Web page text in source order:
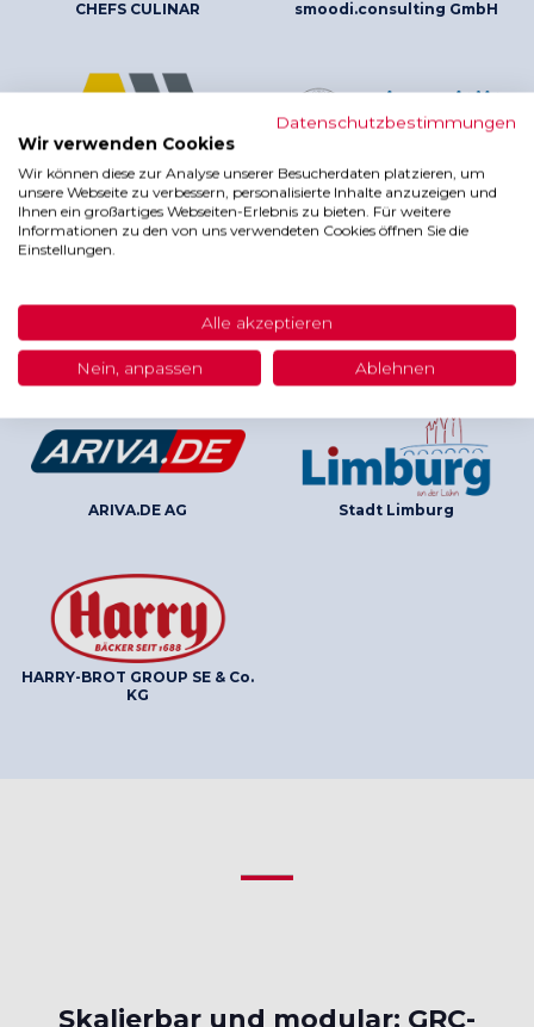
CHEFS CULINAR smoodi.consulting GmbH
AM GmbH Universität Wien
Recura Kliniken SE
Hochschule für Technik und
Wirtschaft Dresden
ARIVA.DE AG Stadt Limburg
HARRY-BROT GROUP SE & Co.
KG
Skalierbar und modular: GRC-
Datenschutzbestimmungen
Wir verwenden Cookies
Wir können diese zur Analyse unserer Besucherdaten platzieren, um
unsere Webseite zu verbessern, personalisierte Inhalte anzuzeigen und
Ihnen ein großartiges Webseiten-Erlebnis zu bieten. Für weitere
Informationen zu den von uns verwendeten Cookies öffnen Sie die
Einstellungen.
Alle akzeptieren
Nein, anpassen Ablehnen